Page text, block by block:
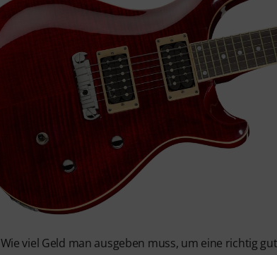
Wie viel Geld man ausgeben muss, um eine richtig